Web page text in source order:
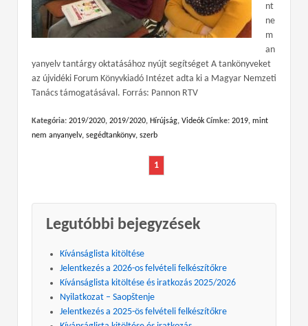
nt
ne
m
an
yanyelv tantárgy oktatásához nyújt segítséget A tankönyveket
az újvidéki Forum Könyvkiadó Intézet adta ki a Magyar Nemzeti
Tanács támogatásával. Forrás: Pannon RTV
Kategória: 2019/2020, 2019/2020, Hírújság, Videók Címke: 2019, mint
nem anyanyelv, segédtankönyv, szerb
1
Legutóbbi bejegyzések
Kívánságlista kitöltése
Jelentkezés a 2026-os felvételi felkészítőkre
Kívánságlista kitöltése és iratkozás 2025/2026
Nyilatkozat – Saopštenje
Jelentkezés a 2025-ös felvételi felkészítőkre